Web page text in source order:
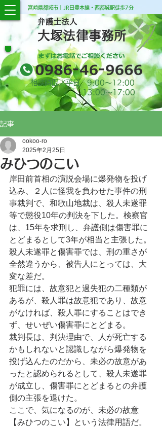
宮崎県都城市｜JR日豊本線・西都城駅徒歩7分
弁護士法人
大塚法律事務所
相談時間／平日 9:00​～12:00
13:00​～17:00
記事
みひつのこい
ookoo-ro
2025年2月25日
岸田前首相の演説会場に爆発物を投げ
込み、２人に怪我を負わせた事件の刑
事裁判で、和歌山地裁は、殺人未遂罪
等で懲役10年の判決を下した。検察官
は、15年を求刑し、弁護側は傷害罪に
とどまるとして3年が相当と主張した。
殺人未遂罪と傷害罪では、刑の重さが
全然違うから、被告人にとっては、大
変な差だ。
犯罪には、故意犯と過失犯の二種類が
あるが、殺人罪は故意犯であり、故意
がなければ、殺人罪にすることはでき
ず、せいぜい傷害罪にとどまる。
裁判長は、判決理由で、人が死亡する
かもしれないと認識しながら爆発物を
投げ込んたのだから、未必の故意があ
ったと認められるとして、殺人未遂罪
が成立し、傷害罪にとどまるとの弁護
側の主張を退けた。
ここで、気になるのが、未必の故意
【みひつのこい】という法律用語だ。